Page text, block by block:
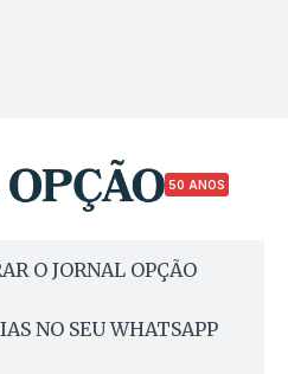
50 ANOS
O JORNAL OPÇÃO
NO SEU WHATSAPP